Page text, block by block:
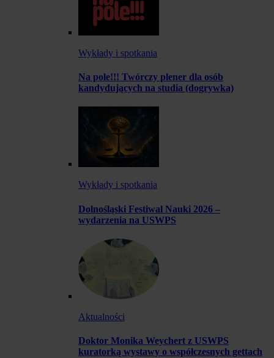
Wykłady i spotkania
Na pole!!! Twórczy plener dla osób
kandydujących na studia (dogrywka)
Wykłady i spotkania
Dolnośląski Festiwal Nauki 2026 –
wydarzenia na USWPS
Aktualności
Doktor Monika Weychert z USWPS
kuratorką wystawy o współczesnych gettach